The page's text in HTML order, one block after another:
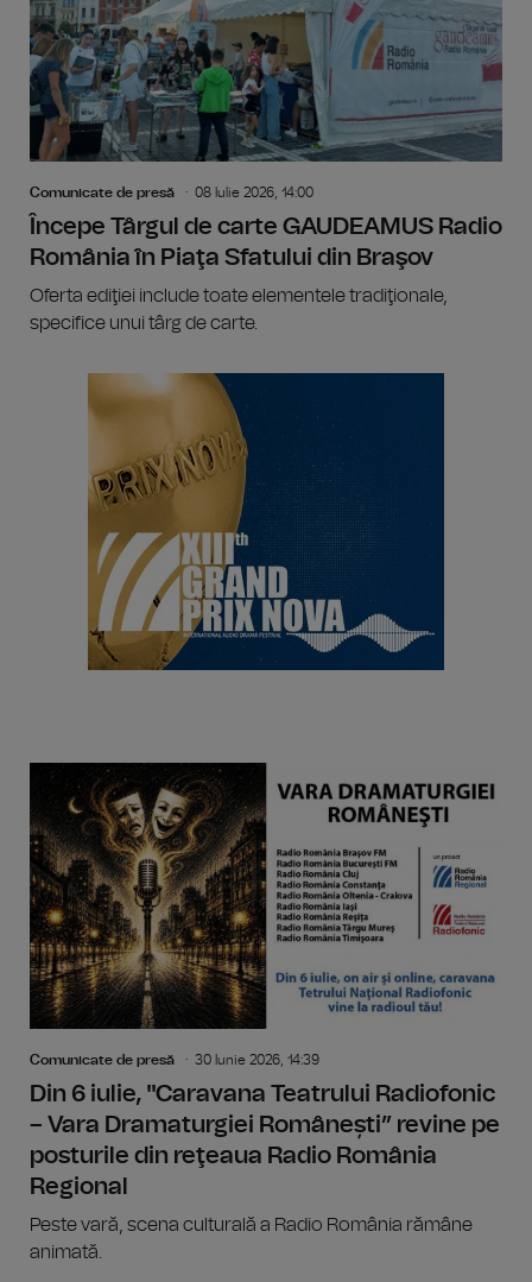
Comunicate de presă 08 Iulie 2026, 14:00
Începe Târgul de carte GAUDEAMUS Radio
România în Piaţa Sfatului din Braşov
Oferta ediţiei include toate elementele tradiţionale,
specifice unui târg de carte.
Comunicate de presă 30 Iunie 2026, 14:39
Din 6 iulie, "Caravana Teatrului Radiofonic
– Vara Dramaturgiei Românești” revine pe
posturile din reţeaua Radio România
Regional
Peste vară, scena culturală a Radio România rămâne
animată.